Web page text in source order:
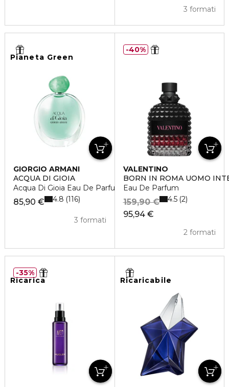
3 formati
Pianeta Green
GIORGIO ARMANI
ACQUA DI GIOIA
Acqua Di Gioia Eau De Parfum
85,90 €
3 formati
4.8 116
VALENTINO
BORN IN ROMA UOMO
Eau De Parfum
95,94 €
159,90 €
2 formati
4.5 2
40%
Ricarica
35%
Ricaricabile